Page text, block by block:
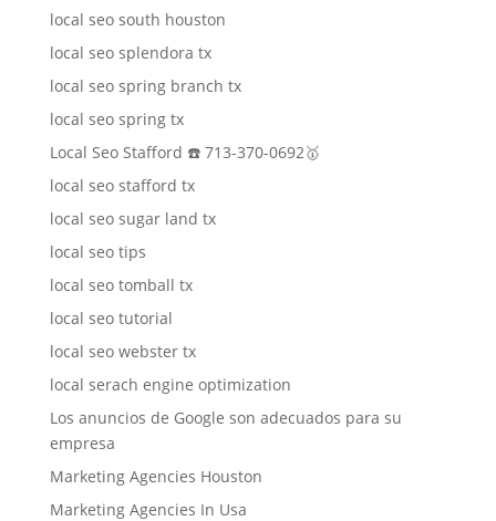
local seo south houston
local seo splendora tx
local seo spring branch tx
local seo spring tx
Local Seo Stafford ☎️ 713-370-0692🥇
local seo stafford tx
local seo sugar land tx
local seo tips
local seo tomball tx
local seo tutorial
local seo webster tx
local serach engine optimization
Los anuncios de Google son adecuados para su
empresa
Marketing Agencies Houston
Marketing Agencies In Usa